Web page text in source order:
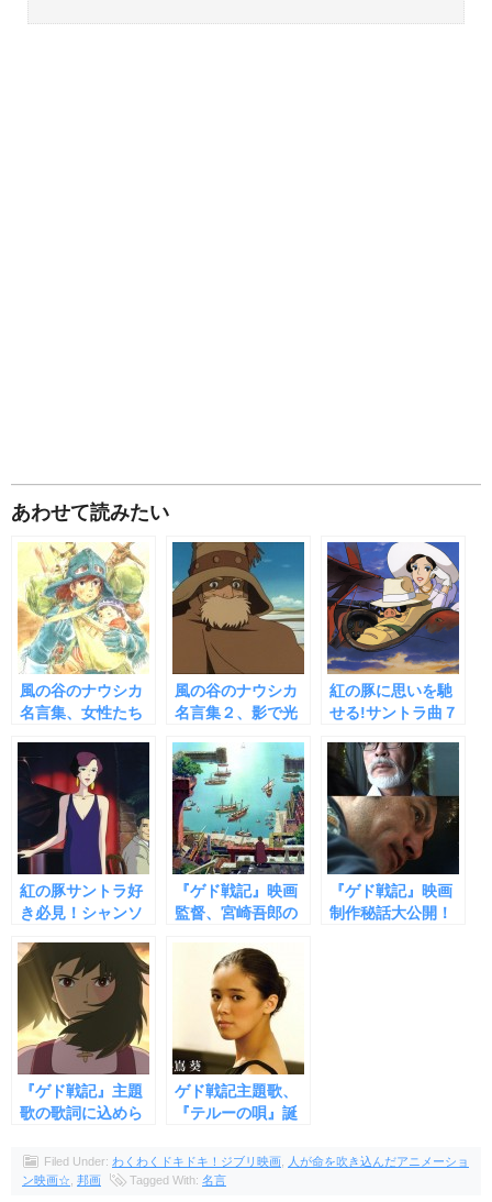
あわせて読みたい
風の谷のナウシカ
名言集、女性たち
つの言葉
風の谷のナウシカ
名言集２、影で光
つの名セリフ
紅の豚に思いを馳
せる!サントラ曲７
紅の豚サントラ好
き必見！シャンソ
つの名曲
『ゲド戦記』映画
監督、宮崎吾郎の
あらすじ
『ゲド戦記』映画
制作秘話大公開！
『ゲド戦記』主題
歌の歌詞に込めら
ゲド戦記主題歌、
『テルーの唄』誕
の秘話
Filed Under: わくわくドキドキ！ジブリ映画
人が命を吹き込んだアニメーショ
ン映画☆ 邦画 Tagged With: 名言